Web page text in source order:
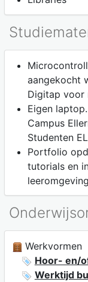
aangekocht
Digitap voor
Eigen
Campus
Studenten
Portfolio
tutorials en
Werkvormen
Hoor- en/
Werktijd